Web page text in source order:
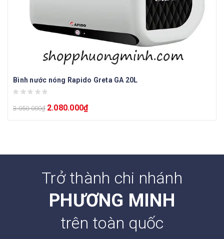
Bình nước nóng Rapido Greta GA 20L
3.050.000₫ 2.080.000₫
Trở thành chi nhánh
PHƯƠNG MINH
trên toàn quốc